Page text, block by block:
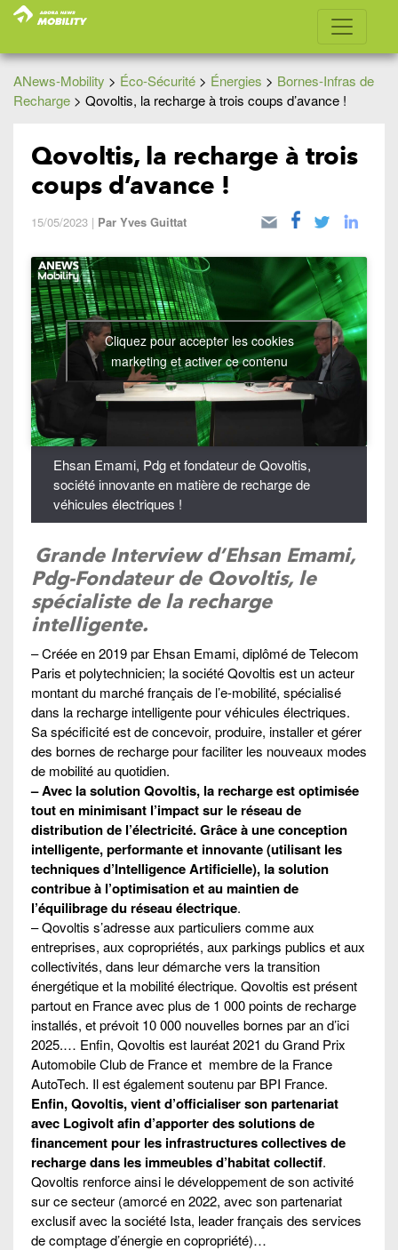
ANews-Mobility > Éco-Sécurité > Énergies > Bornes-Infras de
Recharge > Qovoltis, la recharge à trois coups d’avance !
Qovoltis, la recharge à trois
coups d’avance !
15/05/2023 | Par Yves Guittat
Cliquez pour accepter les cookies
marketing et activer ce contenu
Ehsan Emami, Pdg et fondateur de Qovoltis,
société innovante en matière de recharge de
véhicules électriques !
Grande Interview d’Ehsan Emami,
Pdg-Fondateur de Qovoltis, le
spécialiste de la recharge
intelligente.
– Créée en 2019 par Ehsan Emami, diplômé de Telecom
Paris et polytechnicien; la société Qovoltis est un acteur
montant du marché français de l’e-mobilité, spécialisé
dans la recharge intelligente pour véhicules électriques.
Sa spécificité est de concevoir, produire, installer et gérer
des bornes de recharge pour faciliter les nouveaux modes
de mobilité au quotidien.
– Avec la solution Qovoltis, la recharge est optimisée
tout en minimisant l’impact sur le réseau de
distribution de l’électricité. Grâce à une conception
intelligente, performante et innovante (utilisant les
techniques d’Intelligence Artificielle), la solution
contribue à l’optimisation et au maintien de
l’équilibrage du réseau électrique.
– Qovoltis s’adresse aux particuliers comme aux
entreprises, aux copropriétés, aux parkings publics et aux
collectivités, dans leur démarche vers la transition
énergétique et la mobilité électrique. Qovoltis est présent
partout en France avec plus de 1 000 points de recharge
installés, et prévoit 10 000 nouvelles bornes par an d’ici
2025.… Enfin, Qovoltis est lauréat 2021 du Grand Prix
Automobile Club de France et membre de la France
AutoTech. Il est également soutenu par BPI France.
Enfin, Qovoltis, vient d’officialiser son partenariat
avec Logivolt afin d’apporter des solutions de
financement pour les infrastructures collectives de
recharge dans les immeubles d’habitat collectif.
Qovoltis renforce ainsi le développement de son activité
sur ce secteur (amorcé en 2022, avec son partenariat
exclusif avec la société Ista, leader français des services
de comptage d’énergie en copropriété)…